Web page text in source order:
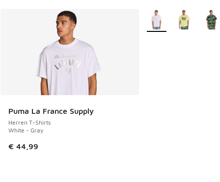
Puma La France Supply
Herren T-Shirts
White - Gray
€ 44,99
Weitere Farben